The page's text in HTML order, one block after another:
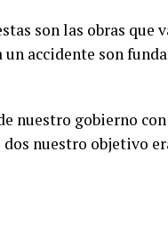
son las obras que
accidente son
nuestro gobierno
nuestro objetivo